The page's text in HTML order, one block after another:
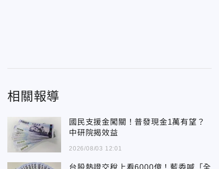
相關報導
國民支援金闖關！普發現金1萬有望？
中研院揭效益
2026/08/03 12:01